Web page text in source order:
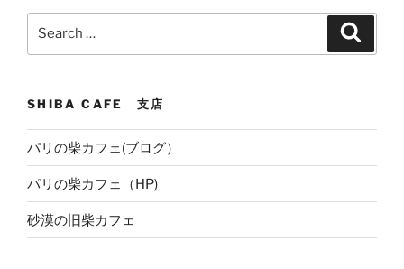
SHIBA CAFE 支店
パリの柴カフェ(ブログ）
パリの柴カフェ（HP)
砂漠の旧柴カフェ